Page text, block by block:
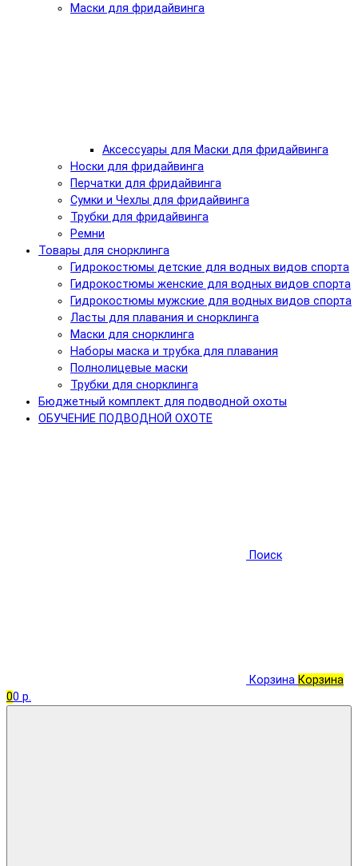
Маски для фридайвинга
Аксессуары для Маски для фридайвинга
Носки для фридайвинга
Перчатки для фридайвинга
Сумки и Чехлы для фридайвинга
Трубки для фридайвинга
Ремни
Товары для снорклинга
Гидрокостюмы детские для водных видов спорта
Гидрокостюмы женские для водных видов спорта
Гидрокостюмы мужские для водных видов спорта
Ласты для плавания и снорклинга
Маски для снорклинга
Наборы маска и трубка для плавания
Полнолицевые маски
Трубки для снорклинга
Бюджетный комплект для подводной охоты
ОБУЧЕНИЕ ПОДВОДНОЙ ОХОТЕ
Поиск
Корзина Корзина
00 р.